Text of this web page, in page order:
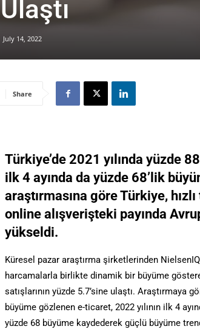
Ulaştı
July 14, 2022
Share
Türkiye’de 2021 yılında yüzde
ilk 4 ayında da yüzde 68’lik
araştırmasına göre Türkiye,
online alışverişteki payında
yükseldi.
Küresel pazar araştırma şirketlerinden
harcamalarla birlikte dinamik bir büyüme
satışlarının yüzde 5.7’sine ulaştı. Araştırmaya
büyüme gözlenen e-ticaret, 2022 yılının ilk 4
yüzde 68 büyüme kaydederek güçlü büyüme